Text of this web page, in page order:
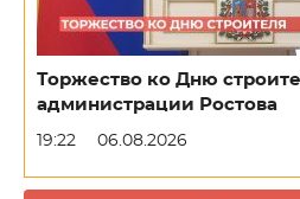
Торжество ко Дню
администрации Ростова
19:22 06.08.2026